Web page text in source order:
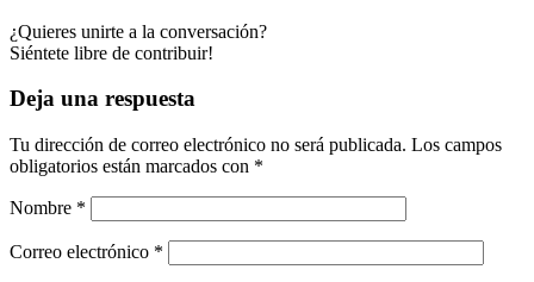
¿Quieres unirte a la conversación?
Siéntete libre de contribuir!
Deja una respuesta
Tu dirección de correo electrónico no será publicada. Los campos
obligatorios están marcados con *
Nombre *
Correo electrónico *